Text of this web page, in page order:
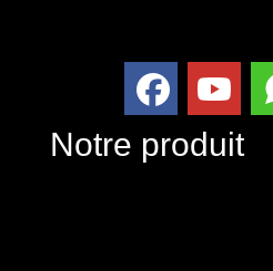
Notre produit